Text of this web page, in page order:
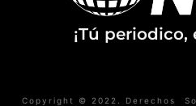
¡Tú periodico,
Copyright © 2022. Derechos